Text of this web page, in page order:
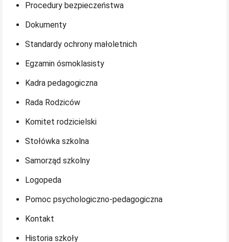
Procedury bezpieczeństwa
Dokumenty
Standardy ochrony małoletnich
Egzamin ósmoklasisty
Kadra pedagogiczna
Rada Rodziców
Komitet rodzicielski
Stołówka szkolna
Samorząd szkolny
Logopeda
Pomoc psychologiczno-pedagogiczna
Kontakt
Historia szkoły